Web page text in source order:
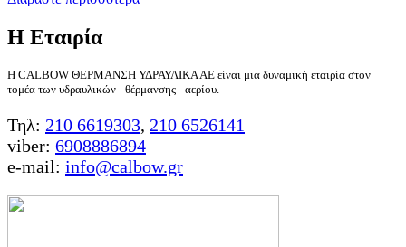
Η Εταιρία
Η CALBOW ΘΕΡΜΑΝΣΗ ΥΔΡΑΥΛΙΚΑ ΑΕ είναι μια δυναμική εταιρία στον
τομέα των υδραυλικών - θέρμανσης - αερίου.
Τηλ: 210 6619303, 210 6526141
viber: 6908886894
e-mail: info@calbow.gr